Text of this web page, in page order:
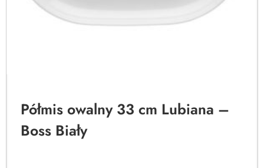
Półmis owalny 33 cm Lubiana –
Boss Biały